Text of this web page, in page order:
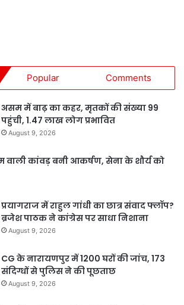
Popular Comments
असम में बाढ़ का कहर, मृतकों की संख्या 99
पहुंची, 1.47 लाख लोग प्रभावित
August 9, 2026
वाली कांवड़ बनी आकर्षण, सेना के शौर्य को
प्रयागराज में राहुल गांधी का छात्र संवाद फ्लॉप?
ब्रजेश पाठक ने कांग्रेस पर साधा निशाना
August 9, 2026
CG के नारायणपुर में 1200 घरों की जांच, 173
संदिग्धों से पुलिस ने की पूछताछ
August 9, 2026